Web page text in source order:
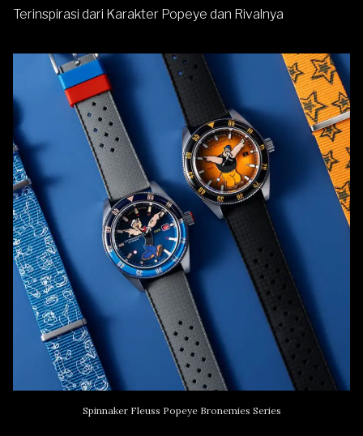
Terinspirasi dari Karakter Popeye dan Rivalnya
Spinnaker Fleuss Popeye Bronemies Series